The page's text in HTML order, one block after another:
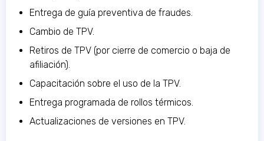
Entrega de guía preventiva de fraudes.
Cambio de TPV.
Retiros de TPV (por cierre de comercio o baja de
afiliación).
Capacitación sobre el uso de la TPV.
Entrega programada de rollos térmicos.
Actualizaciones de versiones en TPV.